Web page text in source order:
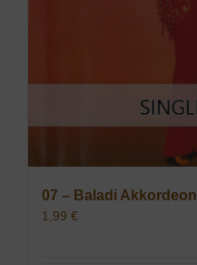
07 – Baladi Akkordeon
1,99 €